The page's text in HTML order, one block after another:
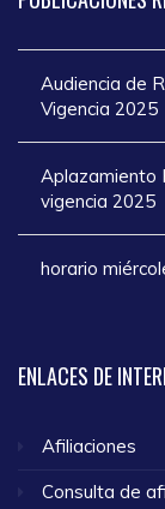
Audiencia de
Vigencia 2025
Aplazamiento
vigencia 2025
horario
ENLACES DE
Afiliaciones
Consulta de